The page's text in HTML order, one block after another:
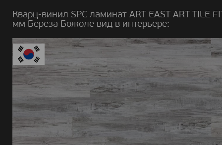
Кварц-винил SPC ламинат ART EAST ART TILE
мм Береза Божоле вид в интерьере: